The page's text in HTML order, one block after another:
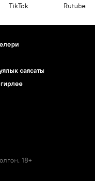
ТikТоk Rutube
саясаты
18+